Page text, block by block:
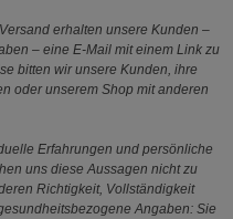
erhalten unsere Kunden –
– eine E-Mail mit einem Link zu
bitten wir unsere Kunden, ihre
oder unserem Shop mit anderen
Erfahrungen und persönliche
uns diese Aussagen nicht zu
Richtigkeit, Vollständigkeit
Angaben: Sie